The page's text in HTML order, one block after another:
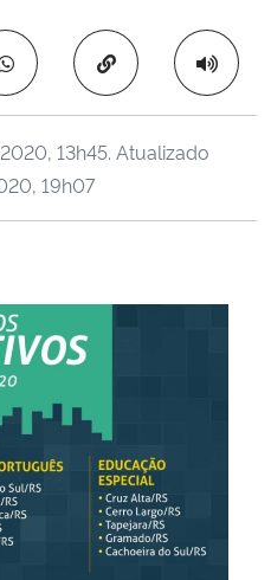
e Comunicações
Humanos
Copiar para área
13h45. Atualizado
19h07